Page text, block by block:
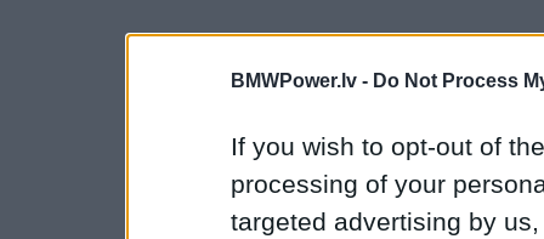
BMWPower.lv - Do Not Process
If you wish to opt-out of
processing of your
targeted advertising by